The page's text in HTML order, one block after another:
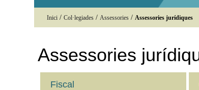
Inici / Col·legiades / Assessories / Assessories jurídiques
Assessories
Fiscal